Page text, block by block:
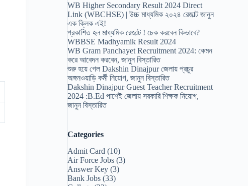
WB Higher Secondary Result 2024 Direct
Link (WBCHSE) | উচ্চ মাধ্যমিক ২০২৪ রেজাল্ট জানুন
এক ক্লিক এই!
প্রকাশিত হল মাধ্যমিক রেজাল্ট ! চেক করবেন কিভাবে?
WBBSE Madhyamik Result 2024
WB Gram Panchayet Recruitment 2024: কেমন
করে আবেদন করবেন, জানুন বিস্তারিত
শুরু হয়ে গেল Dakshin Dinajpur জেলায় প্রচুর
অঙ্গনওয়াড়ি কর্মী নিয়োগ, জানুন বিস্তারিত
Dakshin Dinajpur Guest Teacher Recruitment
2024 :B.Ed পাশেই জেলায় সরকারি শিক্ষক নিয়োগ,
জানুন বিস্তারিত
Categories
Admit Card (10)
Air Force Jobs (3)
Answer Key (3)
Bank Jobs (33)